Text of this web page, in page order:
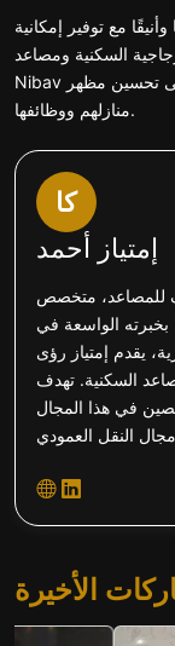
مع توفير إمكانية
السكنية ومصاعد
Nibav الخيار الأفضل لأصحاب المنازل الذين يتطلعون إلى تحسين مظهر
منازلهم ووظائفها.
كا
إمتياز أحمد
للمصاعد، متخصص
بخبرته الواسعة في
يقدم إمتياز رؤى
السكنية. تهدف
في هذا المجال
الأخيرة